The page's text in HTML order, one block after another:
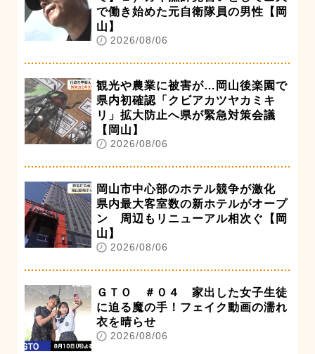
で働き始めた元自衛隊員の男性【岡
山】
2026/08/06
観光や農業に被害が…岡山後楽園で
県内初確認「クビアカツヤカミキ
リ」拡大防止へ県が緊急対策会議
【岡山】
2026/08/06
岡山市中心部のホテル競争が激化
県内最大客室数の新ホテルがオープ
ン 周辺もリニューアル相次ぐ【岡
山】
2026/08/06
ＧＴＯ ＃０４ 家出した女子生徒
に迫る魔の手！フェイク動画の濡れ
衣を晴らせ
2026/08/06